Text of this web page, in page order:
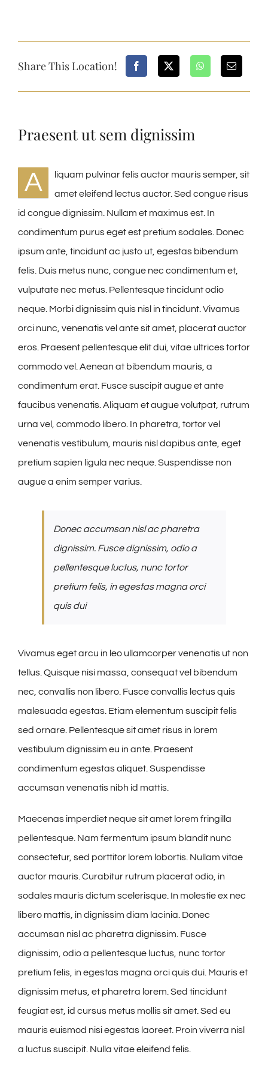
Share This Location!
Praesent ut sem dignissim
A
liquam pulvinar felis auctor mauris semper, sit
amet eleifend lectus auctor. Sed congue risus
id congue dignissim. Nullam et maximus est. In
condimentum purus eget est pretium sodales. Donec
ipsum ante, tincidunt ac justo ut, egestas bibendum
felis. Duis metus nunc, congue nec condimentum et,
vulputate nec metus. Pellentesque tincidunt odio
neque. Morbi dignissim quis nisl in tincidunt. Vivamus
orci nunc, venenatis vel ante sit amet, placerat auctor
eros. Praesent pellentesque elit dui, vitae ultrices tortor
commodo vel. Aenean at bibendum mauris, a
condimentum erat. Fusce suscipit augue et ante
faucibus venenatis. Aliquam et augue volutpat, rutrum
urna vel, commodo libero. In pharetra, tortor vel
venenatis vestibulum, mauris nisl dapibus ante, eget
pretium sapien ligula nec neque. Suspendisse non
augue a enim semper varius.
Donec accumsan nisl ac pharetra
dignissim. Fusce dignissim, odio a
pellentesque luctus, nunc tortor
pretium felis, in egestas magna orci
quis dui
Vivamus eget arcu in leo ullamcorper venenatis ut non
tellus. Quisque nisi massa, consequat vel bibendum
nec, convallis non libero. Fusce convallis lectus quis
malesuada egestas. Etiam elementum suscipit felis
sed ornare. Pellentesque sit amet risus in lorem
vestibulum dignissim eu in ante. Praesent
condimentum egestas aliquet. Suspendisse
accumsan venenatis nibh id mattis.
Maecenas imperdiet neque sit amet lorem fringilla
pellentesque. Nam fermentum ipsum blandit nunc
consectetur, sed porttitor lorem lobortis. Nullam vitae
auctor mauris. Curabitur rutrum placerat odio, in
sodales mauris dictum scelerisque. In molestie ex nec
libero mattis, in dignissim diam lacinia. Donec
accumsan nisl ac pharetra dignissim. Fusce
dignissim, odio a pellentesque luctus, nunc tortor
pretium felis, in egestas magna orci quis dui. Mauris et
dignissim metus, et pharetra lorem. Sed tincidunt
feugiat est, id cursus metus mollis sit amet. Sed eu
mauris euismod nisi egestas laoreet. Proin viverra nisl
a luctus suscipit. Nulla vitae eleifend felis.